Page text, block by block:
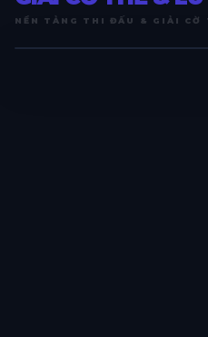
NỀN TẢNG THI ĐẤU & GIẢI CỜ